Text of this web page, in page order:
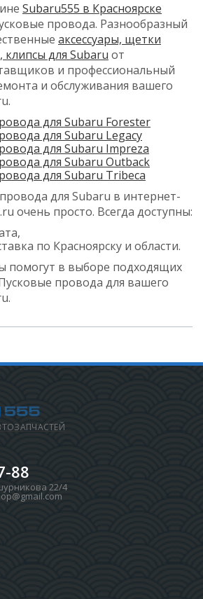
Subaru555 в Красноярске
провода. Разнообразный
аксессуары, щетки
клипсы для Subaru от
и профессиональный
и обслуживания вашего
для Subaru Forester
для Subaru Legacy
для Subaru Impreza
для Subaru Outback
для Subaru Tribeca
для Subaru в интернет-
очень просто. Всегда доступны:
по Красноярску и области.
помогут в выборе подходящих
провода для вашего
88
22/4